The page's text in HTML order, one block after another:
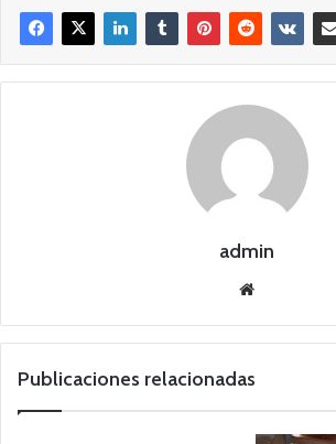
admin
we
Publicaciones relacionadas